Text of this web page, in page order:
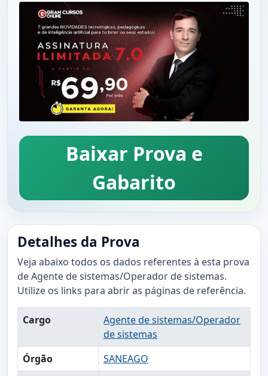
Baixar Prova e
Gabarito
Detalhes da Prova
Veja abaixo todos os dados referentes à esta prova
de Agente de sistemas/Operador de sistemas.
Utilize os links para abrir as páginas de referência.
Cargo
Agente de sistemas/Operador
de sistemas
Órgão
SANEAGO